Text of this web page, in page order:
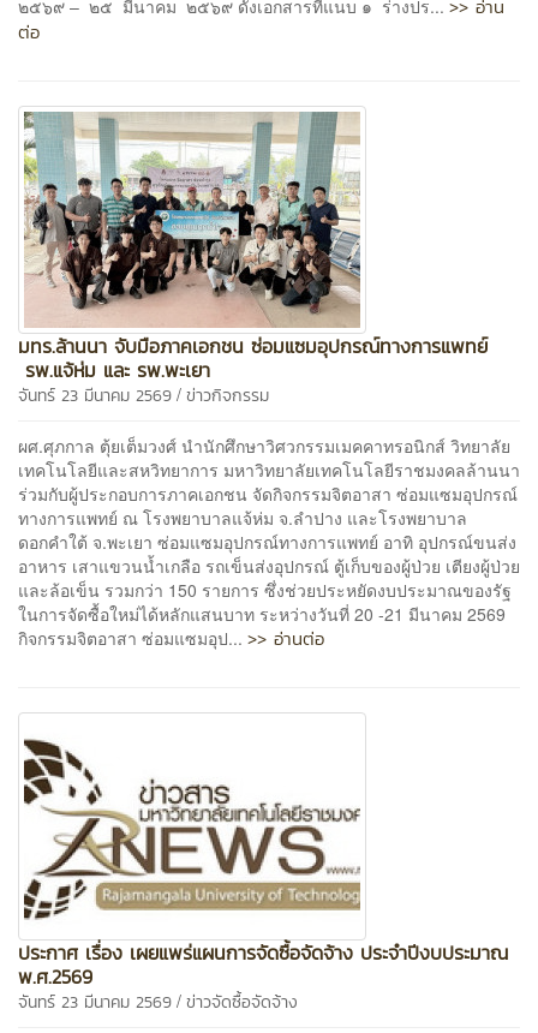
๒๕๖๙ – ๒๕ มีนาคม ๒๕๖๙ ดังเอกสารที่แนบ ๑ ร่างปร... >> อ่าน
ต่อ
มทร.ล้านนา จับมือภาคเอกชน ซ่อมแซมอุปกรณ์ทางการแพทย์
รพ.แจ้ห่ม และ รพ.พะเยา
จันทร์ 23 มีนาคม 2569 / ข่าวกิจกรรม
ผศ.ศุภกาล ตุ้ยเต็มวงศ์ นำนักศึกษาวิศวกรรมเมคคาทรอนิกส์ วิทยาลัย
เทคโนโลยีและสหวิทยาการ มหาวิทยาลัยเทคโนโลยีราชมงคลล้านนา
ร่วมกับผู้ประกอบการภาคเอกชน จัดกิจกรรมจิตอาสา ซ่อมแซมอุปกรณ์
ทางการแพทย์ ณ โรงพยาบาลแจ้ห่ม จ.ลำปาง และโรงพยาบาล
ดอกคำใต้ จ.พะเยา ซ่อมแซมอุปกรณ์ทางการแพทย์ อาทิ อุปกรณ์ขนส่ง
อาหาร เสาแขวนน้ำเกลือ รถเข็นส่งอุปกรณ์ ตู้เก็บของผู้ป่วย เตียงผู้ป่วย
และล้อเข็น รวมกว่า 150 รายการ ซึ่งช่วยประหยัดงบประมาณของรัฐ
ในการจัดซื้อใหม่ได้หลักแสนบาท ระหว่างวันที่ 20 -21 มีนาคม 2569
กิจกรรมจิตอาสา ซ่อมแซมอุป... >> อ่านต่อ
ประกาศ เรื่อง เผยแพร่แผนการจัดซื้อจัดจ้าง ประจำปีงบประมาณ
พ.ศ.2569
จันทร์ 23 มีนาคม 2569 / ข่าวจัดซื้อจัดจ้าง